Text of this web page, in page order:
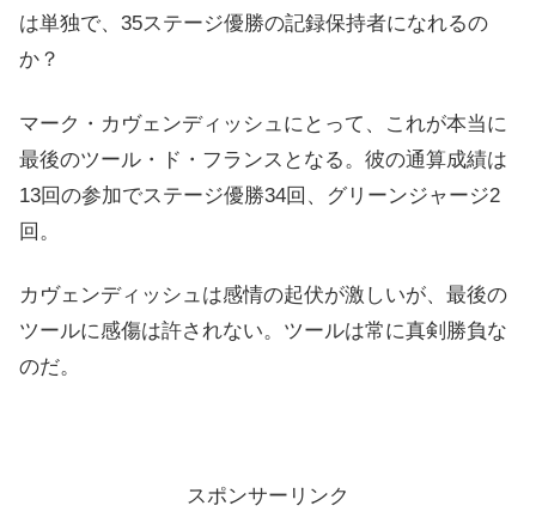
は単独で、35ステージ優勝の記録保持者になれるの
か？
マーク・カヴェンディッシュにとって、これが本当に
最後のツール・ド・フランスとなる。彼の通算成績は
13回の参加でステージ優勝34回、グリーンジャージ2
回。
カヴェンディッシュは感情の起伏が激しいが、最後の
ツールに感傷は許されない。ツールは常に真剣勝負な
のだ。
スポンサーリンク